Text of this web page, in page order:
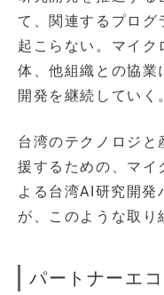
て、関連するプロ
起こらない。マイク
体、他組織との協
開発を継続していく
台湾のテクノロジと
援するための、マイ
よる台湾AI研究開
が、このような取り
パートナーエ